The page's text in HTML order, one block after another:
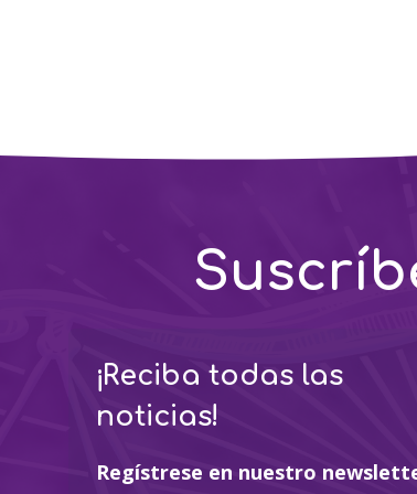
¡Reciba todas las
noticias!
Regístrese en nuestro